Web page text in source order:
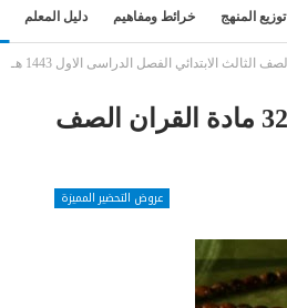
توزيع المنهج خرائط ومفاهيم دليل المعلم
تحضير فواز الحربي درس تلاوة سورة المعارج من آية 19-32 مادة القران الصف
عروض التحضير المميزة